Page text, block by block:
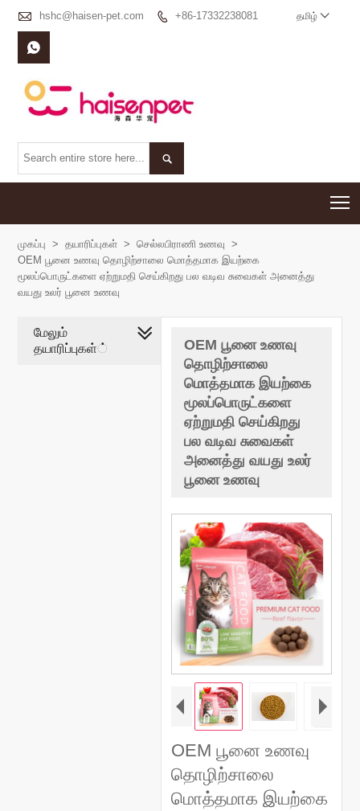
 hshc@haisen-pet.com  +86-17332238081 தமிழ் 


முகப்பு > தயாரிப்புகள் > செல்லபிராணி உணவு
>
OEM பூனை உணவு தொழிற்சாலை மொத்தமாக இயற்கை
மூலப்பொருட்களை ஏற்றுமதி செய்கிறது பல வடிவ சுவைகள் அனைத்து
வயது உலர் பூனை உணவு
OEM பூனை உணவு
தொழிற்சாலை
மொத்தமாக இயற்கை
மூலப்பொருட்களை
ஏற்றுமதி செய்கிறது
பல வடிவ சுவைகள்
அனைத்து வயது உலர்
பூனை உணவு
OEM பூனை உணவு
தொழிற்சாலை
மொத்தமாக இயற்கை
மேலும்
தயாரிப்புகள்்